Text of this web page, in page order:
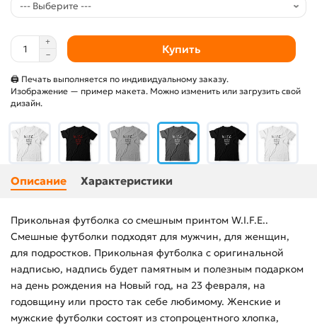
Купить
🖨 Печать выполняется по индивидуальному заказу.
Изображение — пример макета. Можно изменить или загрузить свой
дизайн.
Описание Характеристики
Прикольная футболка со смешным принтом W.I.F.E..
Смешные футболки подходят для мужчин, для женщин,
для подростков. Прикольная футболка с оригинальной
надписью, надпись будет памятным и полезным подарком
на день рождения на Новый год, на 23 февраля, на
годовщину или просто так себе любимому. Женские и
мужские футболки состоят из стопроцентного хлопка,